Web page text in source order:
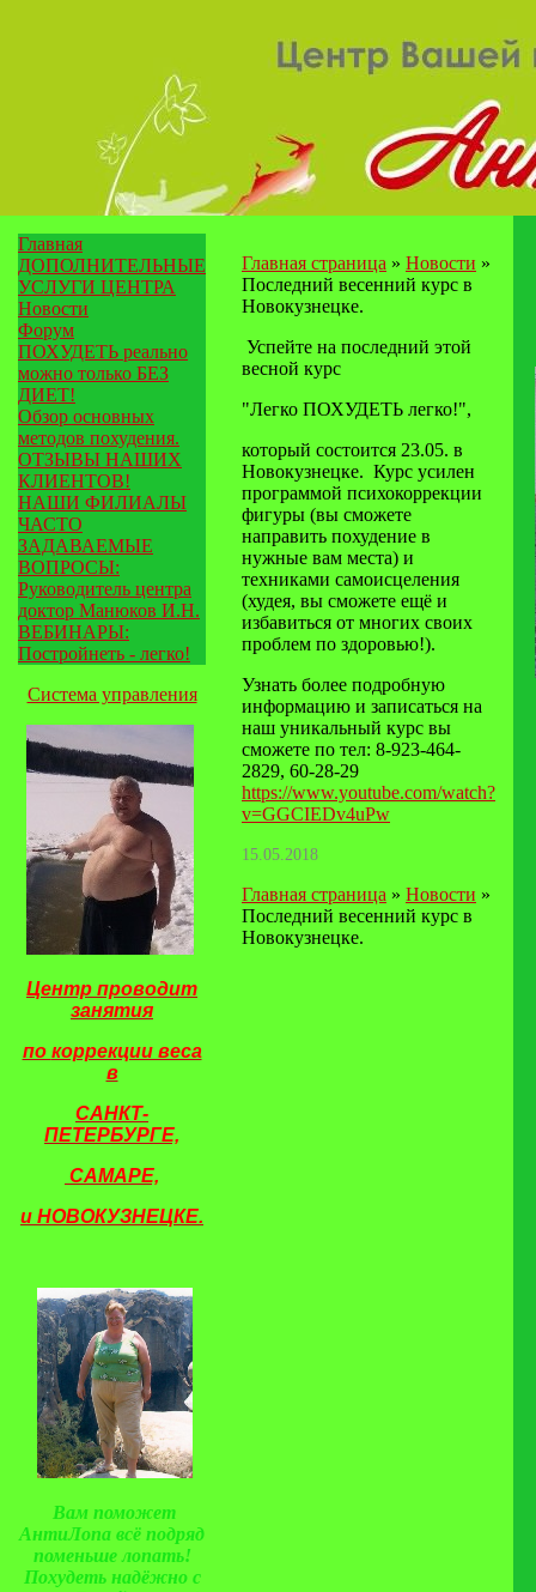
Главная
ДОПОЛНИТЕЛЬНЫЕ
УСЛУГИ ЦЕНТРА
Новости
Форум
ПОХУДЕТЬ реально
можно только БЕЗ
ДИЕТ!
Обзор основных
методов похудения.
ОТЗЫВЫ НАШИХ
КЛИЕНТОВ!
НАШИ ФИЛИАЛЫ
ЧАСТО
ЗАДАВАЕМЫЕ
ВОПРОСЫ:
Руководитель центра
доктор Манюков И.Н.
ВЕБИНАРЫ:
Постройнеть - легко!
Система управления
Центр проводит
занятия
по коррекции веса
в
САНКТ-
ПЕТЕРБУРГЕ,
САМАРЕ,
и НОВОКУЗНЕЦКЕ.
Вам поможет
АнтиЛопа всё подряд
поменьше лопать!
Похудеть надёжно с
Главная страница » Новости »
Последний весенний курс в
Новокузнецке.
Успейте на последний этой
весной курс
"Легко ПОХУДЕТЬ легко!",
который состоится 23.05. в
Новокузнецке. Курс усилен
программой психокоррекции
фигуры (вы сможете
направить похудение в
нужные вам места) и
техниками самоисцеления
(худея, вы сможете ещё и
избавиться от многих своих
проблем по здоровью!).
Узнать более подробную
информацию и записаться на
наш уникальный курс вы
сможете по тел: 8-923-464-
2829, 60-28-29
https://www.youtube.com/watch?
v=GGCIEDv4uPw
15.05.2018
Главная страница » Новости »
Последний весенний курс в
Новокузнецке.